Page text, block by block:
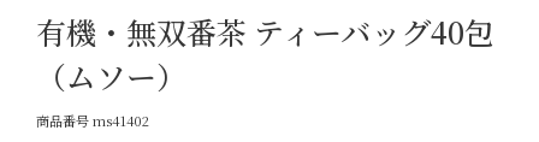
有機・無双番茶 ティーバッグ40包
（ムソー）
商品番号ms41402